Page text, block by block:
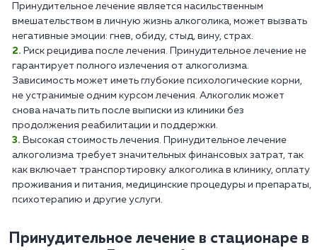
Принудительное лечение является насильственным
вмешательством в личную жизнь алкоголика, может вызвать
негативные эмоции: гнев, обиду, стыд, вину, страх.
Риск рецидива после лечения. Принудительное лечение не
гарантирует полного излечения от алкоголизма.
Зависимость может иметь глубокие психологические корни,
не устранимые одним курсом лечения. Алкоголик может
снова начать пить после выписки из клиники без
продолжения реабилитации и поддержки.
Высокая стоимость лечения. Принудительное лечение
алкоголизма требует значительных финансовых затрат, так
как включает транспортировку алкоголика в клинику, оплату
проживания и питания, медицинские процедуры и препараты,
психотерапию и другие услуги.
Принудительное лечение в стационаре в